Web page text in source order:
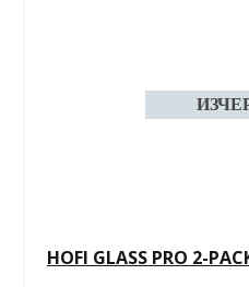
HOFI GLASS PRO 2-